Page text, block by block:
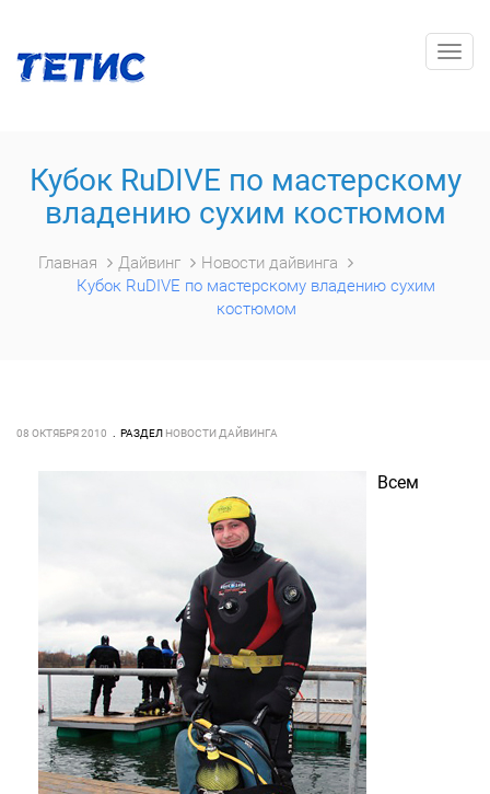
Кубок RuDIVE по мастерскому
владению сухим костюмом
Главная Дайвинг
Новости дайвинга
Кубок RuDIVE по мастерскому владению сухим
костюмом
08 ОКТЯБРЯ 2010 РАЗДЕЛ НОВОСТИ ДАЙВИНГА
Всем